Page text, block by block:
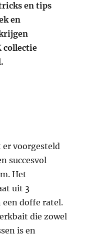
en tips
en
collectie
er voorgesteld
succesvol
Het
uit 3
doffe ratel.
die zowel
is en